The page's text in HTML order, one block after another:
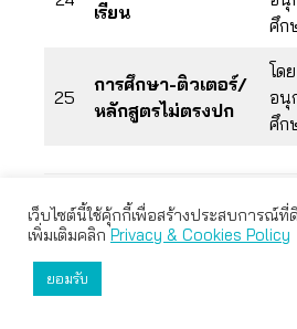
เรียน
ศึก
25
การศึกษา-ติวเตอร์/
หลักสูตรไม่ตรงปก
โด
อนุ
ศึก
เว็บไซต์นี้ใช้คุ้กกี้เพื่อสร้างประสบการณ์
เพิ่มเติมคลิกPrivacy & Cookies Policy
ยอมรับ
เว็บไซต์นี้ใช้คุกกี้เพื่อมอบประสบการณ์
สามารถเลือกตั้งค่าความเป็นส่วนตัวได้
ยอมรับทั้งหมด